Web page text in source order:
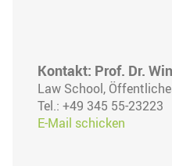
Kontakt: Prof. Dr.
Law School,
Tel.: +49 345 55-23223
E-Mail schicken